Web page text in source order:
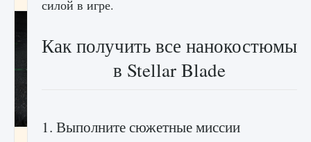
силой в игре.
Как получить все нанокостюмы
в Stellar Blade
1. Выполните сюжетные миссии